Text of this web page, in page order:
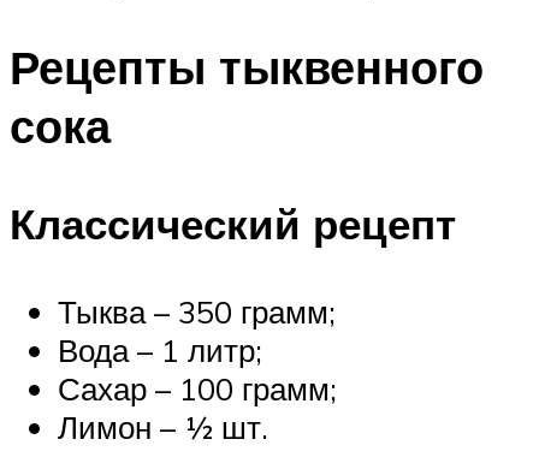
Рецепты тыквенного
сока
Классический рецепт
Тыква – 350 грамм;
Вода – 1 литр;
Сахар – 100 грамм;
Лимон – ½ шт.